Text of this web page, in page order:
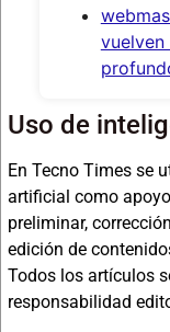
Uso de
En Tecno Times se
artificial como
preliminar,
edición de
Todos los artículos
responsabilidad